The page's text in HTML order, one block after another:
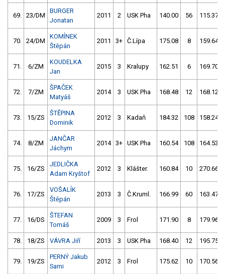
69. 23/DM
BURGER
Jonatan
2011 2 USK Pha 140.00 56 115.37
70. 24/DM
KOMÍNEK
Štěpán
2011 3+ Č.Lípa 175.08 8 159.64
71. 6/ZM
KOUDELKA
Jan
2015 3 Kralupy 162.51 6 169.70
72. 7/ZM
ŠPAČEK
Matyáš
2014 3 USK Pha 168.48 12 168.12
73. 15/ZS
ŠTĚPINA
Dominik
2012 3 Kadaň 184.32 108 158.24
74. 8/ZM
JANČAR
Jáchym
2014 3+ USK Pha 160.54 108 164.53
75. 16/ZS
JEDLIČKA
Adam Kryštof
2012 3 Klášter. 160.84 10 270.66
76. 17/ZS
VOŠALÍK
Štěpán
2013 3 Č.Kruml. 166.99 60 163.47
77. 16/DS
ŠTEFAN
Tomáš
2009 3 Frol 171.90 8 179.96
78. 18/ZS VÁVRA Jiří 2013 3 USK Pha 168.40 12 195.75
79. 19/ZS
PERNÝ Jakub
Sami
2012 3 Frol 175.62 10 170.56